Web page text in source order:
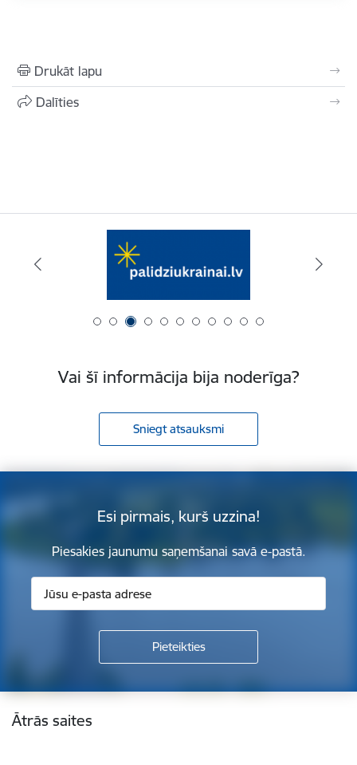
Drukāt lapu
Dalīties
Vai šī informācija bija noderīga?
Sniegt atsauksmi
Esi pirmais, kurš uzzina!
Piesakies jaunumu saņemšanai savā e-pastā.
Kājene
Ātrās saites